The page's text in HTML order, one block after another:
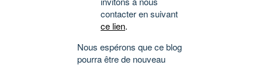
contacter en suivant
ce lien.
Nous espérons que ce blog
pourra être de nouveau